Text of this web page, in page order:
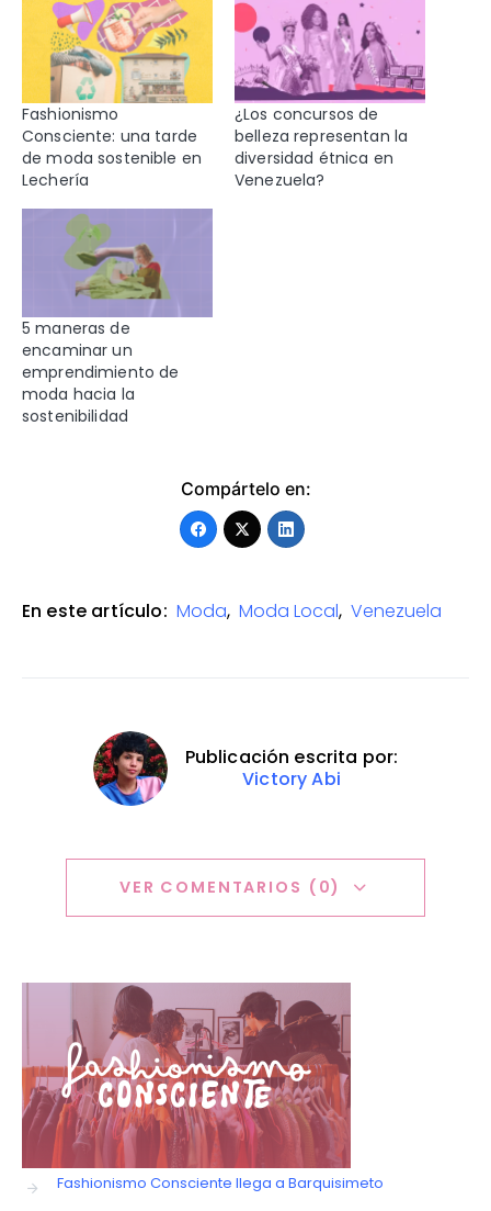
Fashionismo
Consciente: una tarde
de moda sostenible en
Lechería
¿Los concursos de
belleza representan la
diversidad étnica en
Venezuela?
5 maneras de
encaminar un
emprendimiento de
moda hacia la
sostenibilidad
Compártelo en:
En este artículo: Moda, Moda Local, Venezuela
Publicación escrita por:
Victory Abi
VER COMENTARIOS (0)
Fashionismo Consciente llega a Barquisimeto